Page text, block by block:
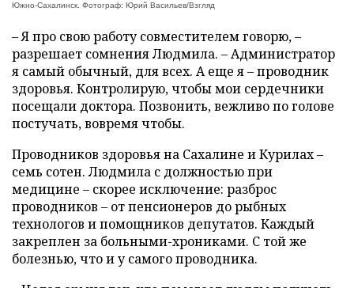
Южно-Сахалинск. Фотограф: Юрий Васильев/Взгляд
– Я про свою работу совместителем говорю, –
разрешает сомнения Людмила. – Администратор
я самый обычный, для всех. А еще я – проводник
здоровья. Контролирую, чтобы мои сердечники
посещали доктора. Позвонить, вежливо по голове
постучать, вовремя чтобы.
Проводников здоровья на Сахалине и Курилах –
семь сотен. Людмила с должностью при
медицине – скорее исключение: разброс
проводников – от пенсионеров до рыбных
технологов и помощников депутатов. Каждый
закреплен за больными-хрониками. С той же
болезнью, что и у самого проводника.